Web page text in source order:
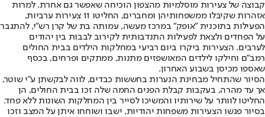
קבוצה של צעירות מוסלמיות מהצפון הוכיחה שאפשר גם אחרת. למרות
אזהרות שקיבלו ממשפחותיהן ומחברים, החליטו 11 צעירות ערביות,
הפעילות בתוכנית "אופק" במרכז מעשה, עמותה בת של קרן רש"י, להתגבר
על הפחדים ולצאת לפעילות התנדבותית לקירוב לבבות בין יהודים
לערבים. הצעירות ביקרו ביום רביעי במחלקות הילדים בבית החולים
רמב"ם וחילקו לילדים המאושפזים מתנות, ממתקים ופרחים, בכסף
שאספו מכיסן בשבוע האחרון.
הסיור שהתחיל מבחינת הנערות בחששות כבדים, לווה לבקשתן ע"י שוטר,
אך עד מהרה, בעקבות קבלת הפנים החמה שלה זכו בבית החולים, הן
החליטו לוותר על שירותיו והמשיכו לסייר בין המחלקות השונות ללא פחד.
בסיור פגשו הצעירות משפחות יהודיות, ישבו ושוחחו איתן על המצב וזכו